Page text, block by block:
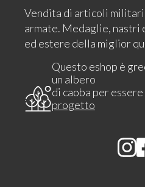
Vendita di articoli
armate. Medaglie, nastri
ed estere della miglior
Questo eshop è
un albero
di caoba per
progetto